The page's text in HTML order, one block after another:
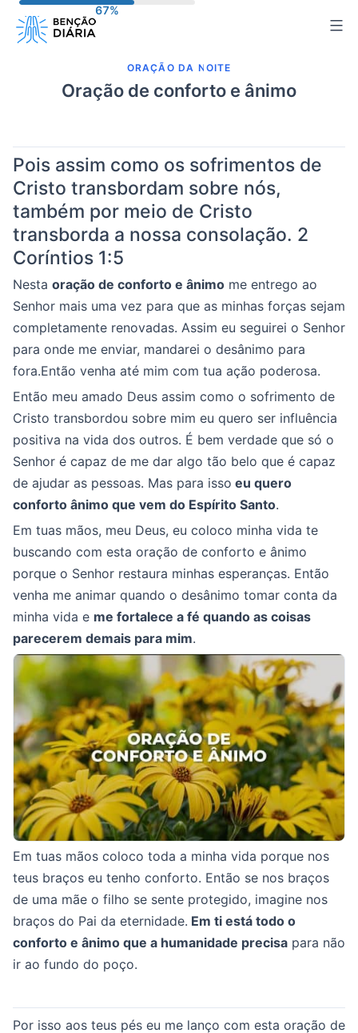
para
conteúdo
ORAÇÃO DA NOITE
Oração de conforto e ânimo
Pois assim como os sofrimentos de
Cristo transbordam sobre nós,
também por meio de Cristo
transborda a nossa consolação. 2
Coríntios 1:5
Nesta oração de conforto e ânimo me entrego ao
Senhor mais uma vez para que as minhas forças sejam
completamente renovadas. Assim eu seguirei o Senhor
para onde me enviar, mandarei o desânimo para
fora.Então venha até mim com tua ação poderosa.
Então meu amado Deus assim como o sofrimento de
Cristo transbordou sobre mim eu quero ser influência
positiva na vida dos outros. É bem verdade que só o
Senhor é capaz de me dar algo tão belo que é capaz
de ajudar as pessoas. Mas para isso eu quero
conforto ânimo que vem do Espírito Santo.
Em tuas mãos, meu Deus, eu coloco minha vida te
buscando com esta oração de conforto e ânimo
porque o Senhor restaura minhas esperanças. Então
venha me animar quando o desânimo tomar conta da
minha vida e me fortalece a fé quando as coisas
parecerem demais para mim.
Em tuas mãos coloco toda a minha vida porque nos
teus braços eu tenho conforto. Então se nos braços
de uma mãe o filho se sente protegido, imagine nos
braços do Pai da eternidade. Em ti está todo o
conforto e ânimo que a humanidade precisa para não
ir ao fundo do poço.
Por isso aos teus pés eu me lanço com esta oração de